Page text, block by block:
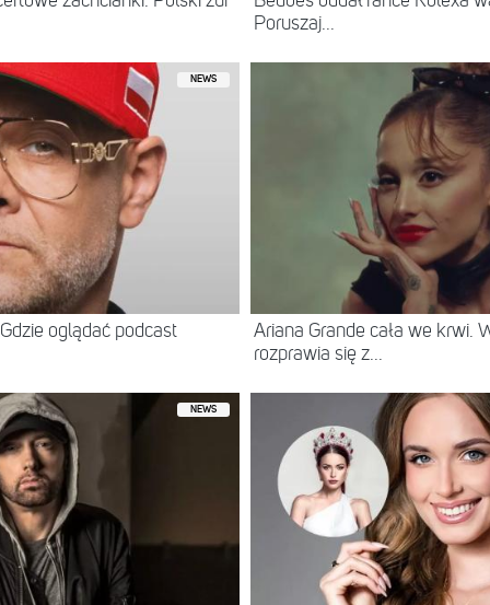
Poruszaj...
NEWS
oglądać podcast
Ariana Grande cała we krwi.
rozprawia się z...
NEWS